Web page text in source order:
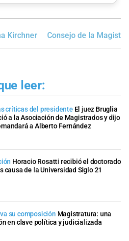
Kirchner Consejo de la
leer:
críticas del presidente El juez Bruglia
a la Asociación de Magistrados y dijo
a Alberto Fernández
Horacio Rosatti recibió el doctorado
causa de la Universidad Siglo 21
su composición Magistratura: una
en clave política y judicializada